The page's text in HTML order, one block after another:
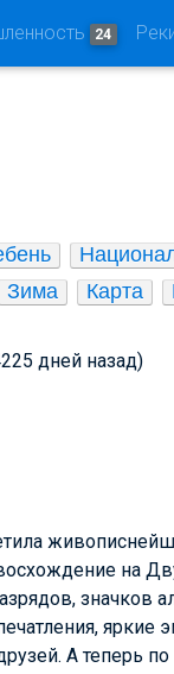
24
Зима Карта
дней назад)
на
значков
яркие
А теперь по